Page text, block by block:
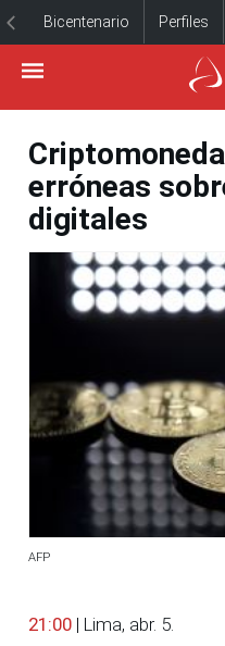
Bicentenario Perfiles
erróneas
digitales
AFP
21:00 | Lima, abr. 5.